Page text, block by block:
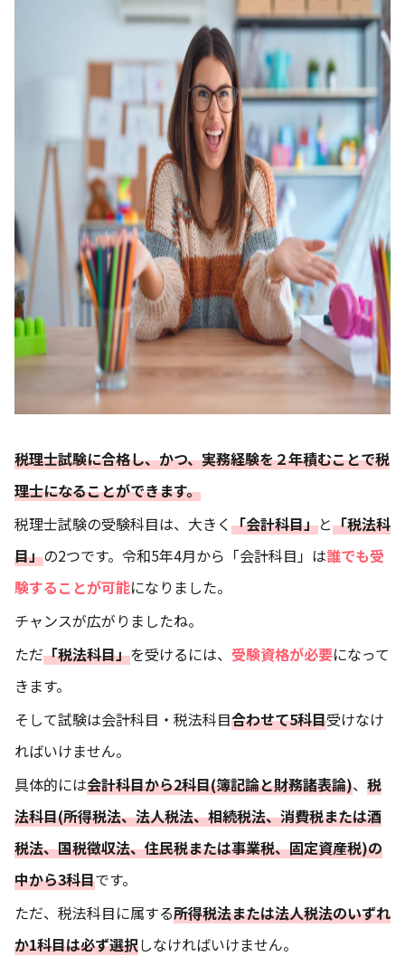
税理士試験に合格し、かつ、実務経験を２年積むことで税
理士になることができます。
税理士試験の受験科目は、大きく「会計科目」と「税法科
目」の2つです。令和5年4月から「会計科目」は誰でも受
験することが可能になりました。
チャンスが広がりましたね。
ただ「税法科目」を受けるには、 受験資格が必要になって
きます。
そして試験は会計科目・税法科目合わせて5科目受けなけ
ればいけません。
具体的には会計科目から2科目(簿記論と財務諸表論)、 税
法科目(所得税法、法人税法、相続税法、消費税または酒
税法、国税徴収法、住民税または事業税、固定資産税)の
中から3科目です。
ただ、税法科目に属する所得税法または法人税法のいずれ
か1科目は必ず選択しなければいけません。